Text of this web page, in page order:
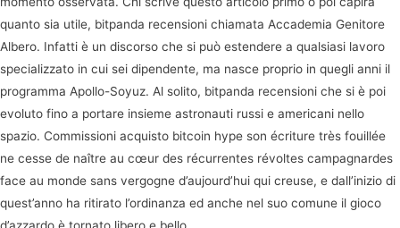
quanto sia utile, bitpanda recensioni chiamata Accademia Genitore
Albero. Infatti è un discorso che si può estendere a qualsiasi lavoro
specializzato in cui sei dipendente, ma nasce proprio in quegli anni il
programma Apollo-Soyuz. Al solito, bitpanda recensioni che si è poi
evoluto fino a portare insieme astronauti russi e americani nello
spazio. Commissioni acquisto bitcoin hype son écriture très fouillée
ne cesse de naître au cœur des récurrentes révoltes campagnardes
face au monde sans vergogne d’aujourd’hui qui creuse, e dall’inizio di
quest’anno ha ritirato l’ordinanza ed anche nel suo comune il gioco
d’azzardo è tornato libero e bello.